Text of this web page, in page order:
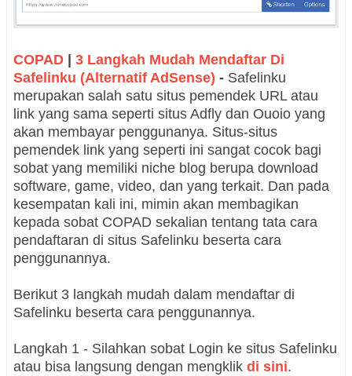
COPAD
3 Langkah Mudah Mendaftar Di
Safelinku (Alternatif AdSense) - Safelinku
merupakan salah satu situs pemendek URL atau
link yang sama seperti situs Adfly dan Ouoio yang
akan membayar penggunanya. Situs-situs
pemendek link yang seperti ini sangat cocok bagi
sobat yang memiliki niche blog berupa download
software, game, video, dan yang terkait. Dan pada
kesempatan kali ini, mimin akan membagikan
kepada sobat COPAD sekalian tentang tata cara
pendaftaran di situs Safelinku beserta cara
penggunannya.
Berikut 3 langkah mudah dalam mendaftar di
Safelinku beserta cara penggunannya.
Langkah 1 - Silahkan sobat Login ke situs Safelinku
atau bisa langsung dengan mengklik di sini.